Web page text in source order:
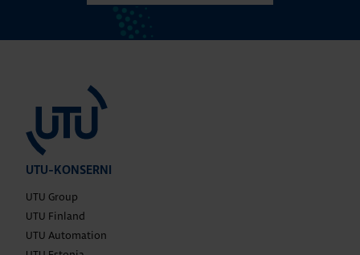
UTU-KONSERNI
UTU Group
UTU Finland
UTU Automation